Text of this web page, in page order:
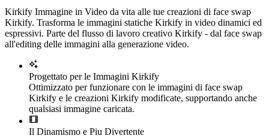
Kirkify Immagine in Video da vita alle tue creazioni di face swap
Kirkify. Trasforma le immagini statiche Kirkify in video dinamici ed
espressivi. Parte del flusso di lavoro creativo Kirkify - dal face swap
all'editing delle immagini alla generazione video.
Progettato per le Immagini Kirkify
Ottimizzato per funzionare con le immagini di face swap
Kirkify e le creazioni Kirkify modificate, supportando anche
qualsiasi immagine caricata.
Il Dinamismo e Piu Divertente